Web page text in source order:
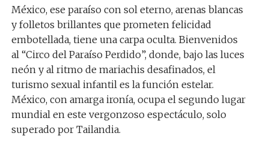
México, ese paraíso con sol eterno, arenas blancas
y folletos brillantes que prometen felicidad
embotellada, tiene una carpa oculta. Bienvenidos
al “Circo del Paraíso Perdido”, donde, bajo las luces
neón y al ritmo de mariachis desafinados, el
turismo sexual infantil es la función estelar.
México, con amarga ironía, ocupa el segundo lugar
mundial en este vergonzoso espectáculo, solo
superado por Tailandia.